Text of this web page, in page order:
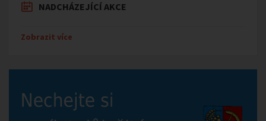
NADCHÁZEJÍCÍ AKCE
Zobrazit více